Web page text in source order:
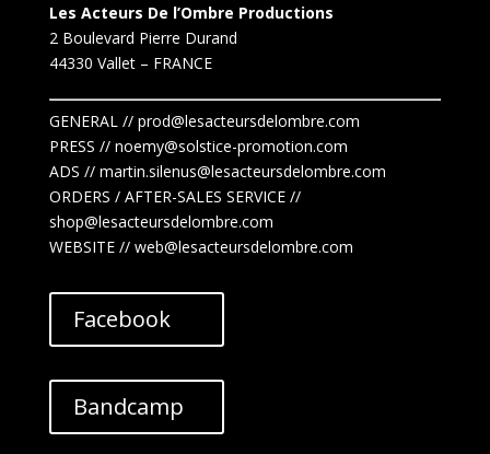
Les Acteurs De l’Ombre Productions
2 Boulevard Pierre Durand
44330 Vallet– FRANCE
GENERAL // prod@lesacteursdelombre.com
PRESS // noemy@solstice-promotion.com
ADS // martin.silenus@lesacteursdelombre.com
ORDERS / AFTER-SALES SERVICE //
shop@lesacteursdelombre.com
WEBSITE // web@lesacteursdelombre.com
Facebook
Bandcamp